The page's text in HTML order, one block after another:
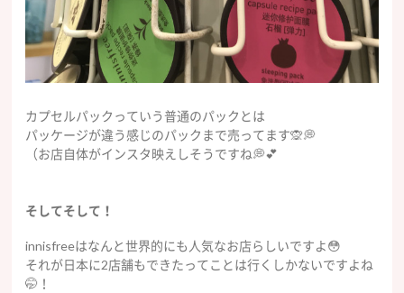
カプセルパックっていう普通のパックとは
パッケージが違う感じのパックまで売ってます🙊💭
（お店自体がインスタ映えしそうですね💭💕
そしてそして！
innisfreeはなんと世界的にも人気なお店らしいですよ😳
それが日本に2店舗もできたってことは行くしかないですよね
🤭！